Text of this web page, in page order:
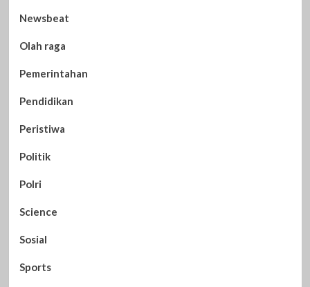
Newsbeat
Olah raga
Pemerintahan
Pendidikan
Peristiwa
Politik
Polri
Science
Sosial
Sports